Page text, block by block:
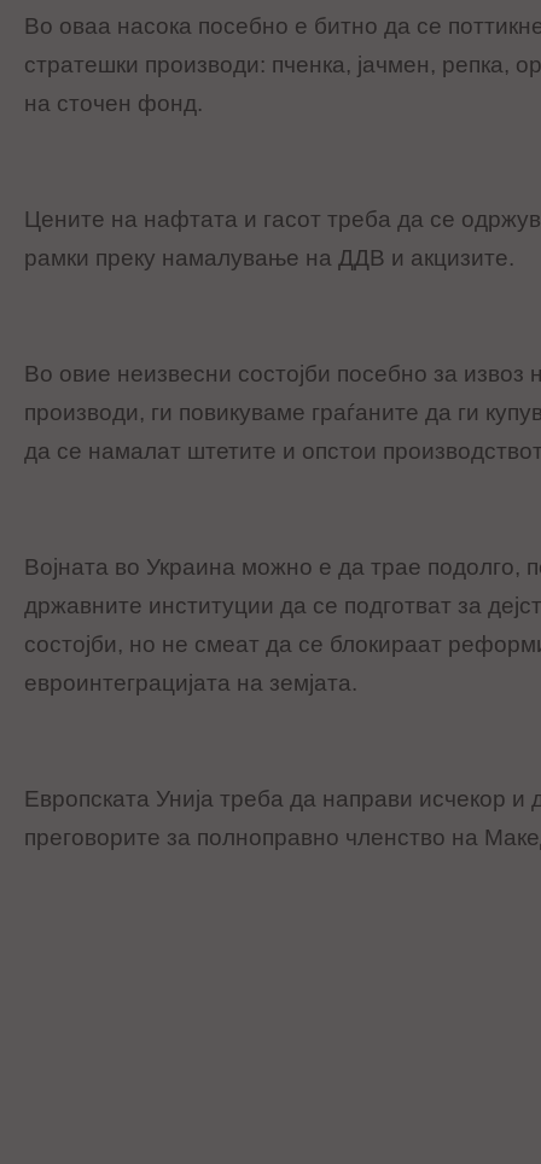
Во оваа насока посебно е битно да се
стратешки производи: пченка, јачмен, репка,
на сточен фонд.
Цените на нафтата и гасот треба да се
рамки преку намалување на ДДВ и акцизите.
Во овие неизвесни состојби посебно за извоз
производи, ги повикуваме граѓаните да ги
да се намалат штетите и опстои
Војната во Украина можно е да трае подолго,
државните институции да се подготват за
состојби, но не смеат да се блокираат
евроинтеграцијата на земјата.
Европската Унија треба да направи исчекор и
преговорите за полноправно членство на